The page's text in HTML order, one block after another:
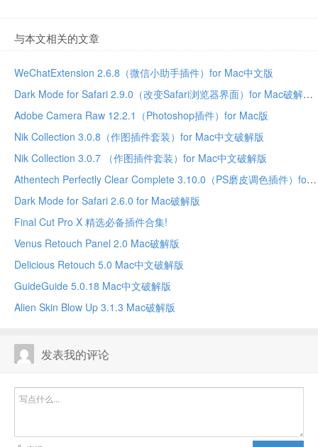
与本文相关的文章
WeChatExtension 2.6.8（微信小助手插件）for Mac中文版
Dark Mode for Safari 2.9.0（改变Safari浏览器界面）for Mac破解版
Adobe Camera Raw 12.2.1（Photoshop插件）for Mac版
Nik Collection 3.0.8（作图插件套装）for Mac中文破解版
Nik Collection 3.0.7 （作图插件套装）for Mac中文破解版
Athentech Perfectly Clear Complete 3.10.0（PS磨皮调色插件）for Mac中文破解版
Dark Mode for Safari 2.6.0 for Mac破解版
Final Cut Pro X 精选必备插件合集!
Venus Retouch Panel 2.0 Mac破解版
Delicious Retouch 5.0 Mac中文破解版
GuideGuide 5.0.18 Mac中文破解版
Alien Skin Blow Up 3.1.3 Mac破解版
发表我的评论